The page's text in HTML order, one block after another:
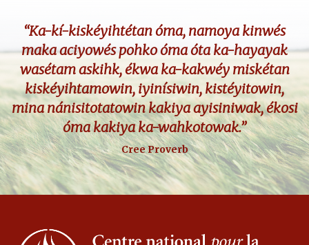
“Ka-kí-kiskéyihtétan óma, namoya kinwés
maka aciyowés pohko óma óta ka-hayayak
wasétam askihk, ékwa ka-kakwéy miskétan
kiskéyihtamowin, iyinísiwin, kistéyitowin,
mina nánisitotatowin kakiya ayisiniwak, ékosi
óma kakiya ka-wahkotowak.”
Cree Proverb